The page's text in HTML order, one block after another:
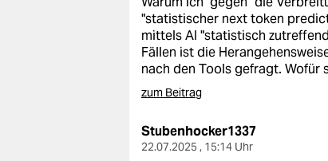
shop
fragen & hilfe
unterstützen
genossenschaft
"statistischer next token
mittels AI "statistisch
Fällen ist die
nach den Tools gefragt. Wofür
zum Beitrag
Stubenhocker1337
22.07.2025 , 15:14 Uhr